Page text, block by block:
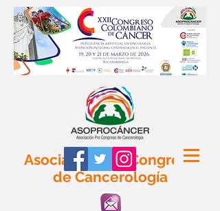
Asociación Pro Congreso
de Cancerología